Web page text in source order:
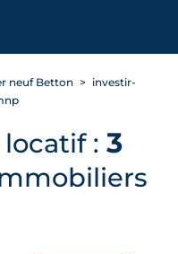
neuf Betton
investir-
: 3